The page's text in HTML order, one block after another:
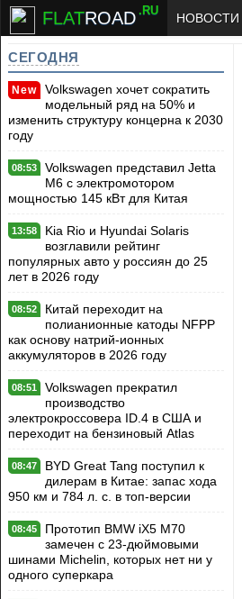
FLATROAD .RU
НОВОСТИ
СЕГОДНЯ
New
Volkswagen хочет сократить
модельный ряд на 50% и
изменить структуру концерна к 2030
году
08:53
Volkswagen представил Jetta
M6 с электромотором
мощностью 145 кВт для Китая
13:58
Kia Rio и Hyundai Solaris
возглавили рейтинг
популярных авто у россиян до 25
лет в 2026 году
08:52
Китай переходит на
полианионные катоды NFPP
как основу натрий-ионных
аккумуляторов в 2026 году
08:51
Volkswagen прекратил
производство
электрокроссовера ID.4 в США и
переходит на бензиновый Atlas
08:47
BYD Great Tang поступил к
дилерам в Китае: запас хода
950 км и 784 л. с. в топ-версии
08:45
Прототип BMW iX5 M70
замечен с 23-дюймовыми
шинами Michelin, которых нет ни у
одного суперкара